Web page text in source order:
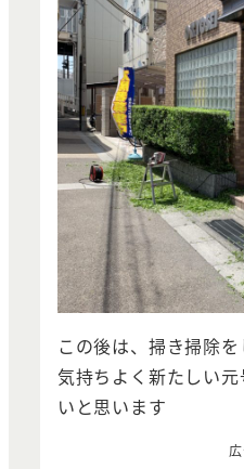
この後は、掃き掃除
気持ちよく新たしい
いと思います